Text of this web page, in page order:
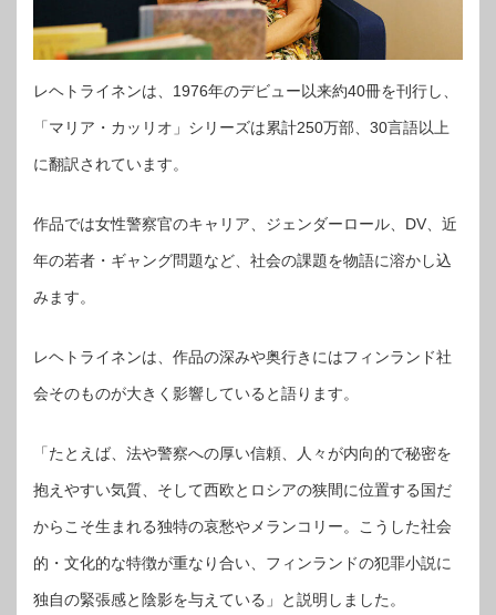
レヘトライネンは、1976年のデビュー以来約40冊を刊行し、
「マリア・カッリオ」シリーズは累計250万部、30言語以上
に翻訳されています。
作品では女性警察官のキャリア、ジェンダーロール、DV、近
年の若者・ギャング問題など、社会の課題を物語に溶かし込
みます。
レヘトライネンは、作品の深みや奥行きにはフィンランド社
会そのものが大きく影響していると語ります。
「たとえば、法や警察への厚い信頼、人々が内向的で秘密を
抱えやすい気質、そして西欧とロシアの狭間に位置する国だ
からこそ生まれる独特の哀愁やメランコリー。こうした社会
的・文化的な特徴が重なり合い、フィンランドの犯罪小説に
独自の緊張感と陰影を与えている」と説明しました。